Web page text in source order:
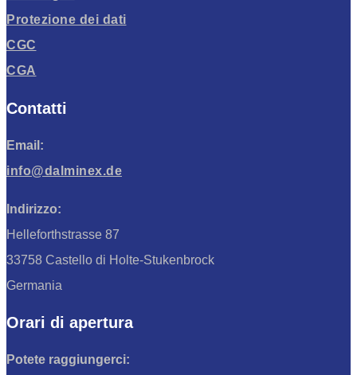
Protezione dei dati
CGC
CGA
Contatti
Email:
info@dalminex.de
Indirizzo:
Helleforthstrasse 87
33758 Castello di Holte-Stukenbrock
Germania
Orari di apertura
Potete raggiungerci: